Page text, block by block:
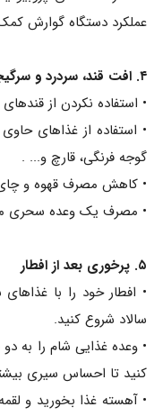
عملکرد دستگاه گوارش
۴. افت قند، سردرد و سرگیجه
• استفاده نکردن از
• استفاده از غذاهای
گوجه فرنگی، قارچ و... .
• کاهش مصرف قهوه و
• مصرف یک وعده سحری
۵. پرخوری بعد از افطار
• افطار خود را با
سالاد شروع کنید.
• وعده غذایی شام را به
کنید تا احساس سیری
• آهسته غذا بخورید و